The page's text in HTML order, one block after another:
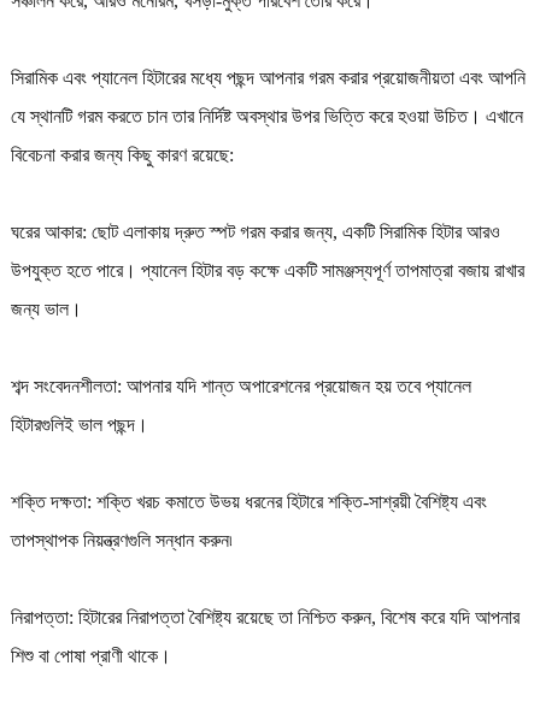
সিরামিক এবং প্যানেল হিটারের মধ্যে পছন্দ আপনার গরম করার প্রয়োজনীয়তা এবং আপনি
যে স্থানটি গরম করতে চান তার নির্দিষ্ট অবস্থার উপর ভিত্তি করে হওয়া উচিত। এখানে
বিবেচনা করার জন্য কিছু কারণ রয়েছে:
ঘরের আকার: ছোট এলাকায় দ্রুত স্পট গরম করার জন্য, একটি সিরামিক হিটার আরও
উপযুক্ত হতে পারে। প্যানেল হিটার বড় কক্ষে একটি সামঞ্জস্যপূর্ণ তাপমাত্রা বজায় রাখার
জন্য ভাল।
শব্দ সংবেদনশীলতা: আপনার যদি শান্ত অপারেশনের প্রয়োজন হয় তবে প্যানেল
হিটারগুলিই ভাল পছন্দ।
শক্তি দক্ষতা: শক্তি খরচ কমাতে উভয় ধরনের হিটারে শক্তি-সাশ্রয়ী বৈশিষ্ট্য এবং
তাপস্থাপক নিয়ন্ত্রণগুলি সন্ধান করুন৷
নিরাপত্তা: হিটারের নিরাপত্তা বৈশিষ্ট্য রয়েছে তা নিশ্চিত করুন, বিশেষ করে যদি আপনার
শিশু বা পোষা প্রাণী থাকে।